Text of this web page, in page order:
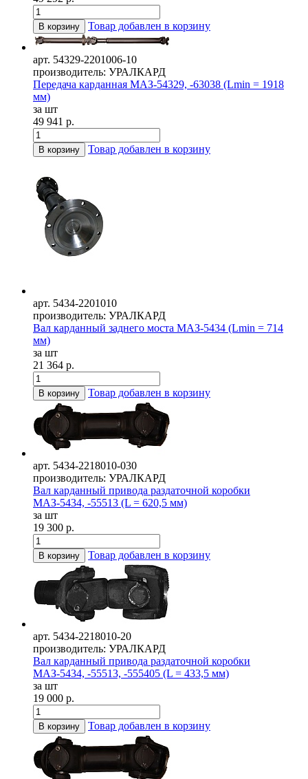
В корзину Товар добавлен в корзину
арт. 54329-2201006-10
производитель: УРАЛКАРД
Передача карданная МАЗ-54329, -63038 (Lmin = 1918
мм)
за шт
49 941 р.
В корзину Товар добавлен в корзину
арт. 5434-2201010
производитель: УРАЛКАРД
Вал карданный заднего моста МАЗ-5434 (Lmin = 714
мм)
за шт
21 364 р.
В корзину Товар добавлен в корзину
арт. 5434-2218010-030
производитель: УРАЛКАРД
Вал карданный привода раздаточной коробки
МАЗ-5434, -55513 (L = 620,5 мм)
за шт
19 300 р.
В корзину Товар добавлен в корзину
арт. 5434-2218010-20
производитель: УРАЛКАРД
Вал карданный привода раздаточной коробки
МАЗ-5434, -55513, -555405 (L = 433,5 мм)
за шт
19 000 р.
В корзину Товар добавлен в корзину